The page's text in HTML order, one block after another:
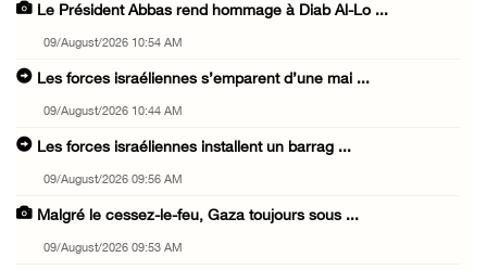
Le Président Abbas rend hommage à Diab Al-Lo ...
09/August/2026 10:54 AM
Les forces israéliennes s’emparent d’une mai ...
09/August/2026 10:44 AM
Les forces israéliennes installent un barrag ...
09/August/2026 09:56 AM
Malgré le cessez-le-feu, Gaza toujours sous ...
09/August/2026 09:53 AM